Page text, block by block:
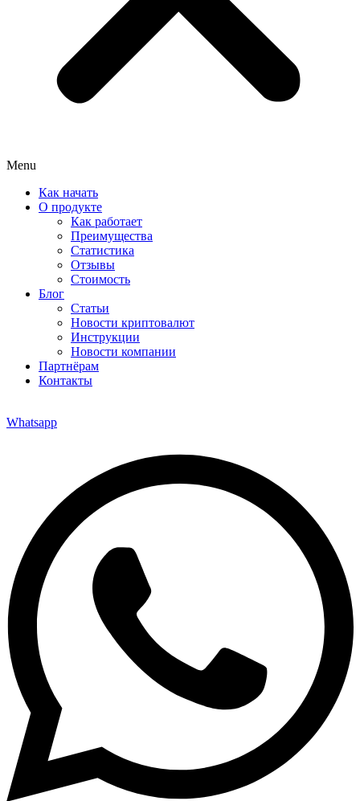
Menu
Как начать
О продукте
Как работает
Преимущества
Статистика
Отзывы
Стоимость
Блог
Статьи
Новости криптовалют
Инструкции
Новости компании
Партнёрам
Контакты
Whatsapp